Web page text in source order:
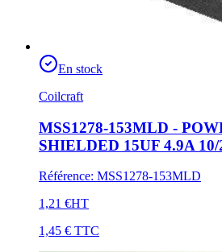
En stock
Coilcraft
MSS1278-153MLD -
SHIELDED 15UF 4.9A
Référence: MSS1278-153MLD
1,21 €HT
1,45 € TTC